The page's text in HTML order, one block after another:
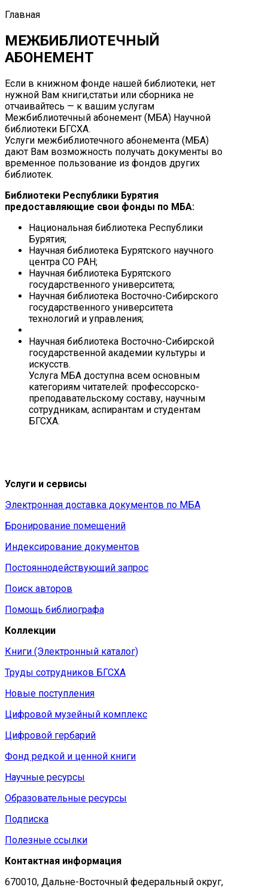
Главная
МЕЖБИБЛИОТЕЧНЫЙ
АБОНЕМЕНТ
Если в книжном фонде нашей библиотеки, нет
нужной Вам книги,статьи или сборника не
отчаивайтесь — к вашим услугам
Межбиблиотечный абонемент (МБА) Научной
библиотеки БГСХА.
Услуги межбиблиотечного абонемента (МБА)
дают Вам возможность получать документы во
временное пользование из фондов других
библиотек.
Библиотеки Республики Бурятия
предоставляющие свои фонды по МБА:
Национальная библиотека Республики
Бурятия;
Научная библиотека Бурятского научного
центра СО РАН;
Научная библиотека Бурятского
государственного университета;
Научная библиотека Восточно-Сибирского
государственного университета
технологий и управления;
Научная библиотека Восточно-Сибирской
государственной академии культуры и
искусств.
Услуга МБА доступна всем основным
категориям читателей: профессорско-
преподавательскому составу, научным
сотрудникам, аспирантам и студентам
БГСХА.
Услуги и сервисы
Электронная доставка документов по МБА
Бронирование помещений
Индексирование документов
Постояннодействующий запрос
Поиск авторов
Помощь библиографа
Коллекции
Книги (Электронный каталог)
Труды сотрудников БГСХА
Новые поступления
Цифровой музейный комплекс
Цифровой гербарий
Фонд редкой и ценной книги
Научные ресурсы
Образовательные ресурсы
Подписка
Полезные ссылки
Контактная информация
670010, Дальне-Восточный федеральный округ,